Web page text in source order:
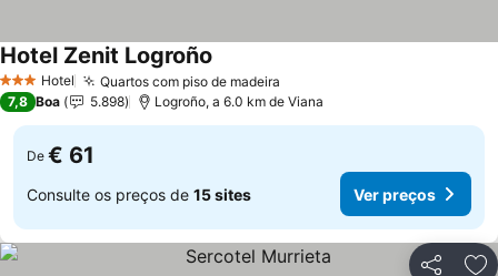
3 EstrelasHotel Quartos com piso de madeira
Hotel Zenit Logroño
7,8 Boa 5.898 Logroño, a 6.0 km de Viana
De € 61
Consulte os preços de 15 sites Ver preços